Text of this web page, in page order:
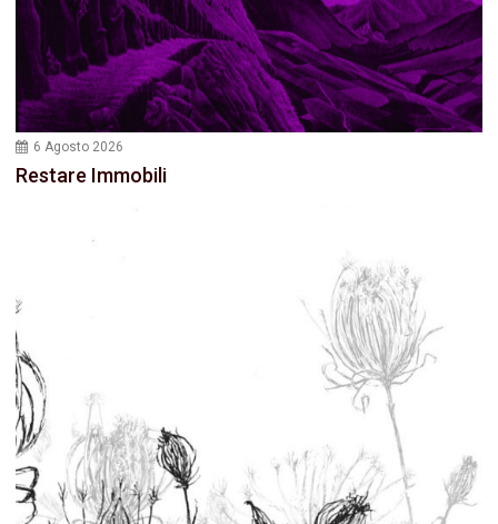
6 Agosto 2026
Restare Immobili